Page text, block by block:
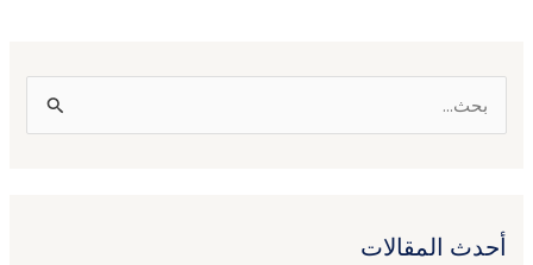
ث
أحدث المقالات